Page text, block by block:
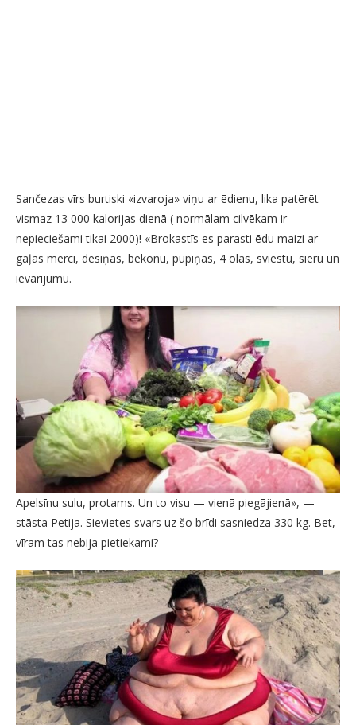
Sančezas vīrs burtiski «izvaroja» viņu ar ēdienu, lika patērēt
vismaz 13 000 kalorijas dienā ( normālam cilvēkam ir
nepieciešami tikai 2000)! «Brokastīs es parasti ēdu maizi ar
gaļas mērci, desiņas, bekonu, pupiņas, 4 olas, sviestu, sieru un
ievārījumu.
Apelsīnu sulu, protams. Un to visu — vienā piegājienā», —
stāsta Petija. Sievietes svars uz šo brīdi sasniedza 330 kg. Bet,
vīram tas nebija pietiekami?